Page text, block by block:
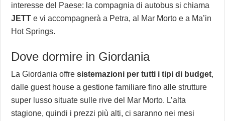
interesse del Paese: la compagnia di autobus si chiama
JETT e vi accompagnerà a Petra, al Mar Morto e a Ma’in
Hot Springs.
Dove dormire in Giordania
La Giordania offresistemazioni per tutti i tipi di budget,
dalle guest house a gestione familiare fino alle strutture
super lusso situate sulle rive del Mar Morto. L’alta
stagione, quindi i prezzi più alti, ci saranno nei mesi